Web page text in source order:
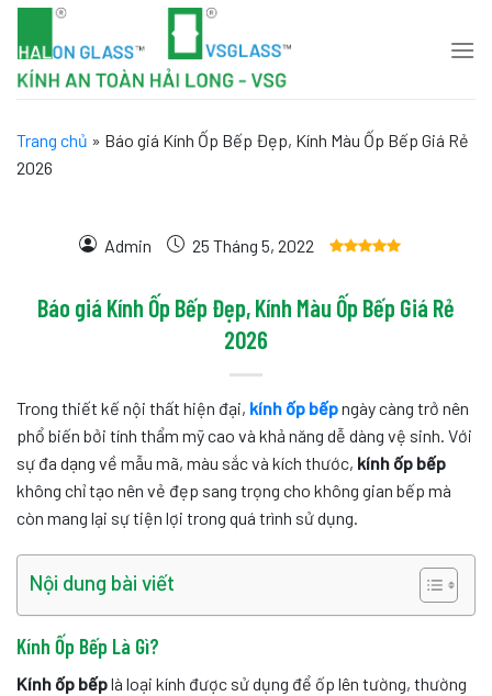
Skip
content
Trang chủ » Báo giá Kính Ốp Bếp Đẹp, Kính Màu Ốp Bếp Giá Rẻ
2026
Admin 25 Tháng 5, 2022
Báo giá Kính Ốp Bếp Đẹp, Kính Màu Ốp Bếp Giá Rẻ
2026
Trong thiết kế nội thất hiện đại, kính ốp bếpngày càng trở nên
phổ biến bởi tính thẩm mỹ cao và khả năng dễ dàng vệ sinh. Với
sự đa dạng về mẫu mã, màu sắc và kích thước, kính ốp bếp
không chỉ tạo nên vẻ đẹp sang trọng cho không gian bếp mà
còn mang lại sự tiện lợi trong quá trình sử dụng.
Nội dung bài viết
Kính Ốp Bếp Là Gì?
Kính ốp bếplà loại kính được sử dụng để ốp lên tường, thường